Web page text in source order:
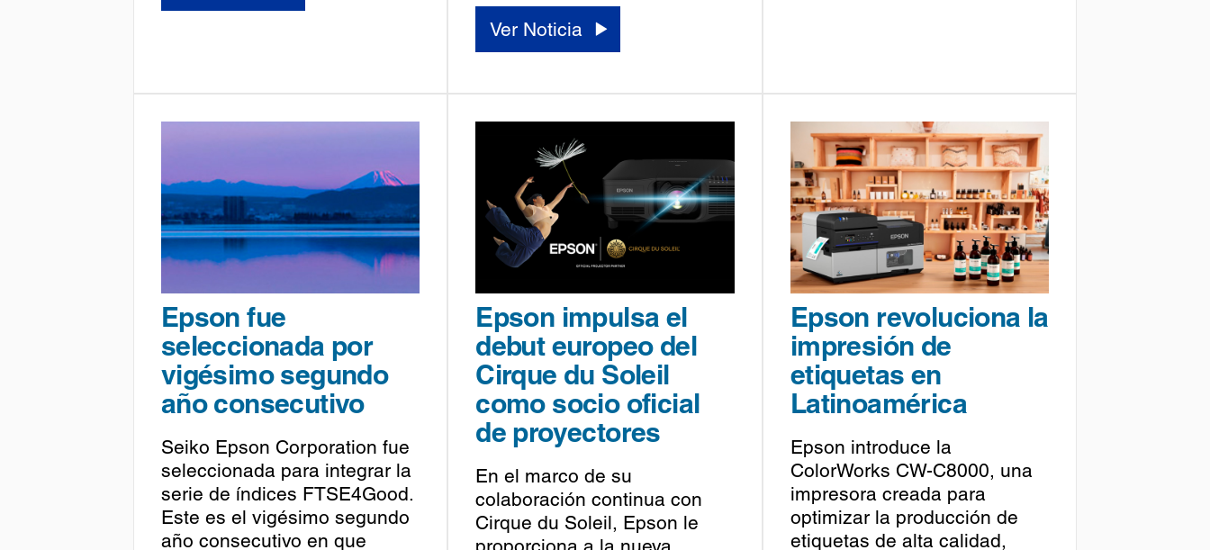
Ver Noticia
Epson fue
seleccionada por
vigésimo segundo
año consecutivo
Seiko Epson Corporation fue
seleccionada para integrar la
serie de índices FTSE4Good.
Este es el vigésimo segundo
año consecutivo en que
Epson impulsa el
debut europeo del
Cirque du Soleil
como socio oficial
de proyectores
En el marco de su
colaboración continua con
Cirque du Soleil, Epson le
Epson revoluciona la
impresión de
etiquetas en
Latinoamérica
Epson introduce la
ColorWorks CW-C8000, una
impresora creada para
optimizar la producción de
etiquetas de alta calidad,